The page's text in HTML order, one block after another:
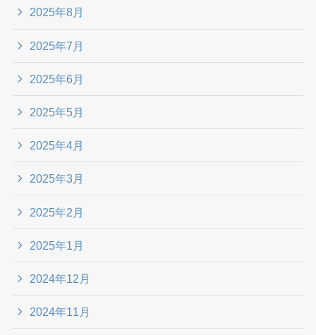
2025年8月
2025年7月
2025年6月
2025年5月
2025年4月
2025年3月
2025年2月
2025年1月
2024年12月
2024年11月